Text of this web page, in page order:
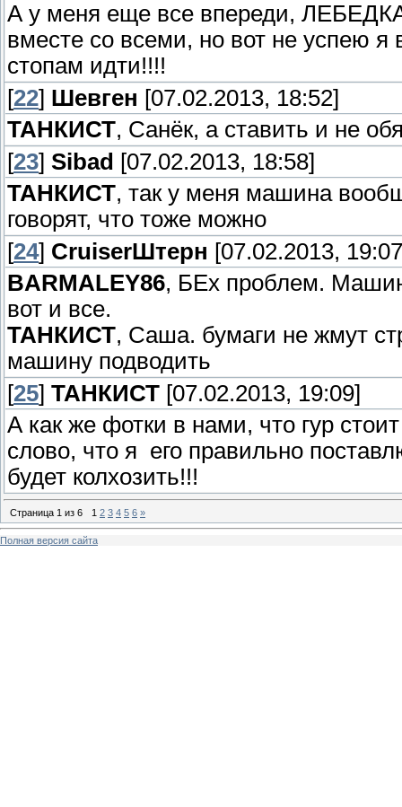
А у меня еще все впереди,
вместе со всеми, но вот не успею я
стопам идти!!!!
[22] Шевген [07.02.2013, 18:52]
ТАНКИСТ, Санёк, а ставить и не
[23] Sibad [07.02.2013, 18:58]
ТАНКИСТ, так у меня машина
говорят, что тоже можно
[24] СruiserШтерн [07.02.2013,
BARMALEY86, БЕх проблем.
вот и все.
ТАНКИСТ, Саша. бумаги не жмут
машину подводить
[25] ТАНКИСТ [07.02.2013, 19:09]
А как же фотки в нами, что гур
слово, что я его правильно
будет колхозить!!!
Страница 1 из 6 1 2 3 4 5 6 »
Полная версия сайта